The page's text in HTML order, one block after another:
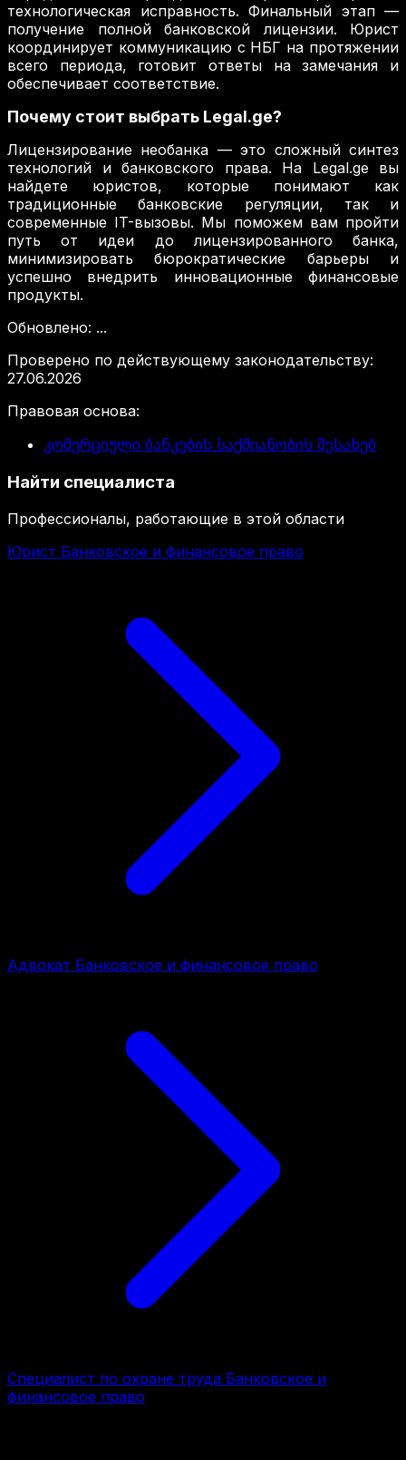
технологическая исправность. Финальный этап —
получение полной банковской лицензии. Юрист
координирует коммуникацию с НБГ на протяжении
всего периода, готовит ответы на замечания и
обеспечивает соответствие.
Почему стоит выбрать Legal.ge?
Лицензирование необанка — это сложный синтез
технологий и банковского права. На Legal.ge вы
найдете юристов, которые понимают как
традиционные банковские регуляции, так и
современные IT-вызовы. Мы поможем вам пройти
путь от идеи до лицензированного банка,
минимизировать бюрократические барьеры и
успешно внедрить инновационные финансовые
продукты.
Обновлено: ...
Проверено по действующему законодательству:
27.06.2026
Правовая основа:
კომერციული ბანკების საქმიანობის შესახებ
Найти специалиста
Профессионалы, работающие в этой области
Юрист Банковское и финансовое право
Адвокат Банковское и финансовое право
Специалист по охране труда Банковское и
финансовое право